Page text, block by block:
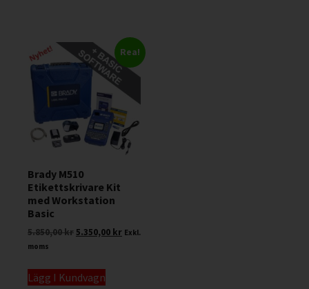
Rea!
Brady M510
Etikettskrivare Kit
med Workstation
Basic
5.850,00kr5.350,00 kr Exkl.
moms
Lägg I Kundvagn